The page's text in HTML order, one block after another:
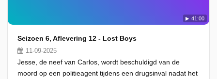
41:00
Seizoen 6, Aflevering 12 - Lost Boys
11-09-2025
Jesse, de neef van Carlos, wordt beschuldigd van de
moord op een politieagent tijdens een drugsinval nadat het